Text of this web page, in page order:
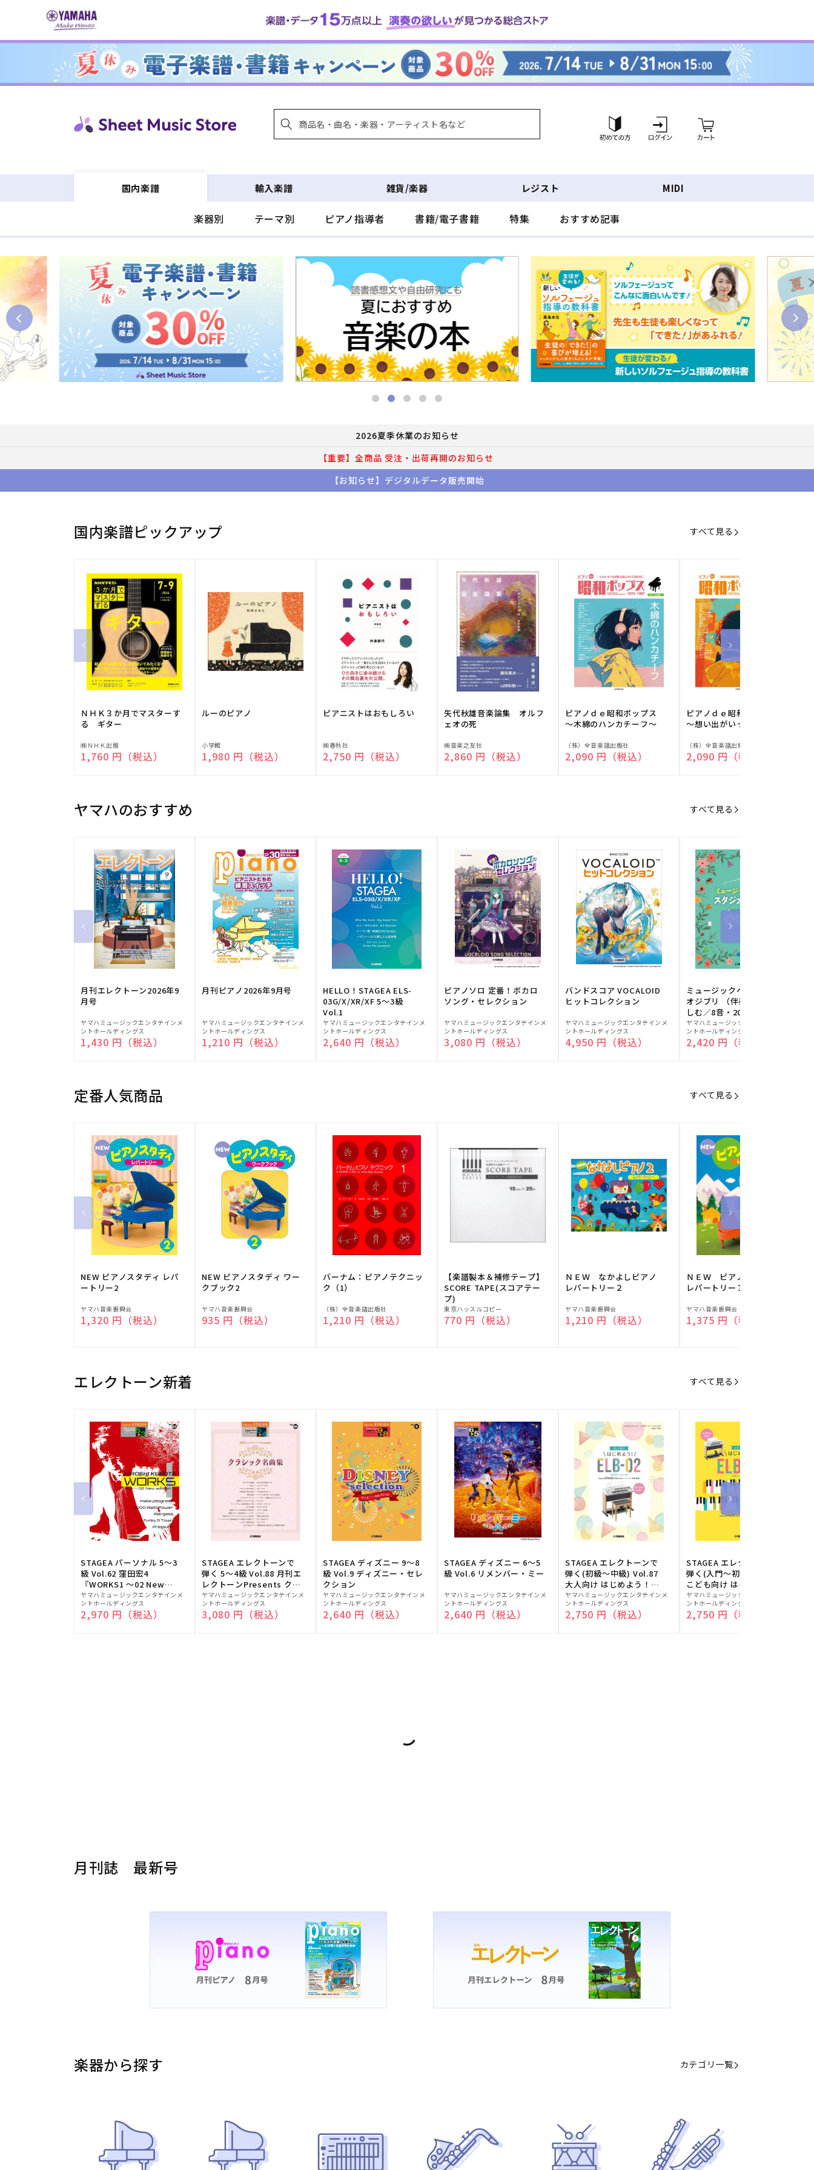
ンツに
グ
イ
ー
ト
国内楽譜
楽器別 テーマ別 ピアノ指導者 書籍/電子書籍 特集 おすすめ記事
輸入楽譜 雑貨/楽器 レジスト MIDI
2026夏季休業のお知らせ
【重要】全商品 受注・出荷再開のお知らせ
【お知らせ】デジタルデータ販売開始
国内楽譜ピックアップ すべて見る
ＮＨＫ３か月でマスターす
る ギター
販
売
㈱ＮＨＫ出版
通常価格
1,760 円（税込）
ルーのピアノ
販
売
小学館
通常価格
1,980 円（税込）
ピアニストはおもしろい
販
売
㈱春秋社
通常価格
2,750 円（税込）
矢代秋雄音楽論集 オルフ
ェオの死
販
売
㈱音楽之友社
通常価格
2,860 円（税込）
ピアノｄｅ昭和ポップス
～木綿のハンカチーフ～
販
売
（株）全音楽譜出版社
通常価格
2,090 円（税込）
ピアノｄｅ昭和ポップス
～想い出がいっぱい～
販
売
（株）全音楽譜出版社
通常価格
2,090 円（税込）
ヤマハのおすすめ すべて見る
月刊エレクトーン2026年9
月号
販
売
元:
ヤマハミュージックエンタテインメ
ントホールディングス
通常価格
1,430 円（税込）
月刊ピアノ2026年9月号
販
売
元:
ヤマハミュージックエンタテインメ
ントホールディングス
通常価格
1,210 円（税込）
HELLO！STAGEA ELS-
03G/X/XR/XF 5～3級
Vol.1
販
売
元:
ヤマハミュージックエンタテインメ
ントホールディングス
通常価格
2,640 円（税込）
ピアノソロ 定番！ボカロ
ソング・セレクション
販
売
元:
ヤマハミュージックエンタテインメ
ントホールディングス
通常価格
3,080 円（税込）
バンドスコア VOCALOID
ヒットコレクション
販
売
元:
ヤマハミュージックエンタテインメ
ントホールディングス
通常価格
4,950 円（税込）
ミュージックベルでスタジ
オジブリ （伴奏音源と楽
しむ／8音・20音ベル対応
／ドレミふりがな付）
販
売
元:
ヤマハミュージックエンタテインメ
ントホールディングス
通常価格
2,420 円（税込）
定番人気商品 すべて見る
NEW ピアノスタディ レパ
ートリー2
販
売
ヤマハ音楽振興会
通常価格
1,320 円（税込）
NEW ピアノスタディ ワー
クブック2
販
売
ヤマハ音楽振興会
通常価格
935 円（税込）
バーナム：ピアノテクニッ
ク（1）
販
売
（株）全音楽譜出版社
通常価格
1,210 円（税込）
【楽譜製本＆補修テープ】
SCORE TAPE(スコアテー
プ)
販
売
東京ハッスルコピー
通常価格
770 円（税込）
ＮＥＷ なかよしピアノ
レパートリー２
販
売
ヤマハ音楽振興会
通常価格
1,210 円（税込）
ＮＥＷ ピアノスタディ
レパートリー３
販
売
ヤマハ音楽振興会
通常価格
1,375 円（税込）
エレクトーン新着 すべて見る
STAGEA パーソナル 5～3
級 Vol.62 窪田宏4
『WORKS1 ～02 New
edition～』
販
売
元:
ヤマハミュージックエンタテインメ
ントホールディングス
通常価格
2,970 円（税込）
STAGEA エレクトーンで
弾く 5～4級 Vol.88 月刊エ
レクトーンPresents クラ
シック名曲集
販
売
元:
ヤマハミュージックエンタテインメ
ントホールディングス
通常価格
3,080 円（税込）
STAGEA ディズニー 9～8
級 Vol.9 ディズニー・セレ
クション
販
売
元:
ヤマハミュージックエンタテインメ
ントホールディングス
通常価格
2,640 円（税込）
STAGEA ディズニー 6～5
級 Vol.6 リメンバー・ミー
販
売
元:
ヤマハミュージックエンタテインメ
ントホールディングス
通常価格
2,640 円（税込）
STAGEA エレクトーンで
弾く(初級～中級) Vol.87
大人向け はじめよう！
ELB-02(楽器のトリセツ
付)
販
売
元:
ヤマハミュージックエンタテインメ
ントホールディングス
通常価格
2,750 円（税込）
STAGEA エレクトーンで
弾く(入門～初級) Vol.86
こども向け はじめよう！
ELB-02(楽器のトリセツ
付)
販
売
元:
ヤマハミュージックエンタテインメ
ントホールディングス
通常価格
2,750 円（税込）
月刊誌 最新号
楽器から探す カテゴリ一覧